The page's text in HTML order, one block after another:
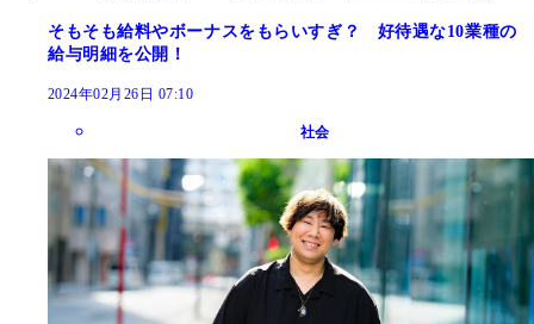
そもそも給料やボーナスをもらいすぎ？ 好待遇な10業種の
給与明細を公開！
2024年02月26日 07:10
社会